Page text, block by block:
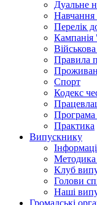
Дуальне
Навчання
Перелік
Правила
Спорт
Кодекс
Програма
Практика
Випускнику
Методика
Клуб
Голови
Наші
Громадські